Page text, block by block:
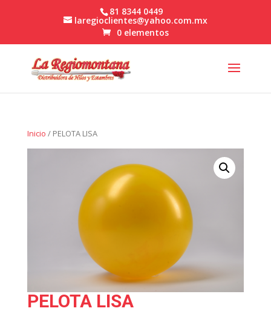
81 8344 0449
laregioclientes@yahoo.com.mx
0 elementos
Inicio / PELOTA LISA
PELOTA LISA